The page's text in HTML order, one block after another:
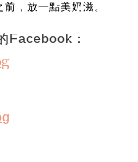
，放一點美奶滋。
Facebook ：